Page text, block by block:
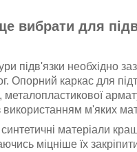
вибрати для
підв'язки необхідно
Опорний каркас для
м'яких
матеріали
міцніше їх